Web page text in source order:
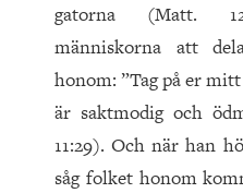
gatorna (Matt.
människorna att
honom: ”Tag på er
är saktmodig och
11:29). Och när han
såg folket honom